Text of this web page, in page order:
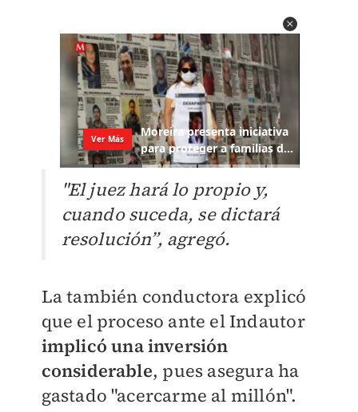
"El juez hará lo propio y,
cuando suceda, se dictará
resolución”, agregó.
La también conductora explicó
que el proceso ante el Indautor
implicó una inversión
considerable, pues asegura ha
gastado "acercarme al millón".